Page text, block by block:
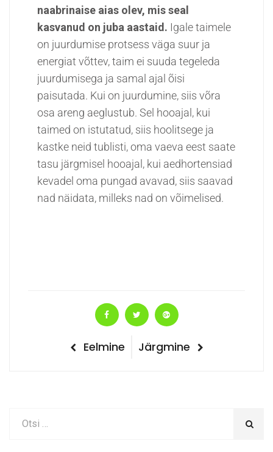
naabrinaise aias olev, mis seal
kasvanud on juba aastaid. Igale taimele
on juurdumise protsess väga suur ja
energiat võttev, taim ei suuda tegeleda
juurdumisega ja samal ajal õisi
paisutada. Kui on juurdumine, siis võra
osa areng aeglustub. Sel hooajal, kui
taimed on istutatud, siis hoolitsege ja
kastke neid tublisti, oma vaeva eest saate
tasu järgmisel hooajal, kui aedhortensiad
kevadel oma pungad avavad, siis saavad
nad näidata, milleks nad on võimelised.
Navigeerimine
Eelmine
Eelmine
Järgmine
Järgmine